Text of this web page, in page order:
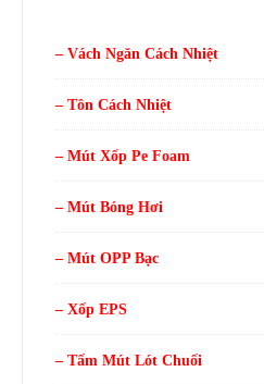
– Vách Ngăn Cách Nhiệt
– Tôn Cách Nhiệt
– Mút Xốp Pe Foam
– Mút Bóng Hơi
– Mút OPP Bạc
– Xốp EPS
– Tấm Mút Lót Chuối